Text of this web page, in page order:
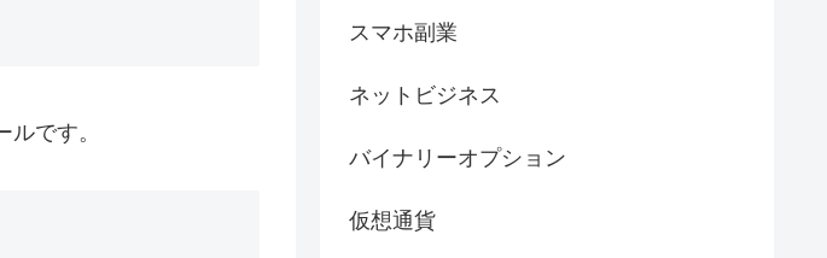
です。
スマホ副業
ネットビジネス
バイナリーオプション
仮想通貨